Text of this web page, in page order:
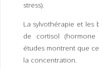
stress).
La sylvothérapie et
de cortisol
études montrent que
la concentration.